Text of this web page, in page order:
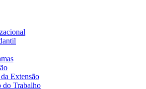
Extensão
do Trabalho